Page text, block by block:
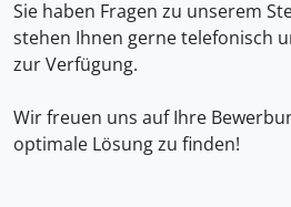
Sie haben Fragen zu unserem
stehen Ihnen gerne telefonisch
zur Verfügung.
Wir freuen uns auf Ihre
optimale Lösung zu finden!